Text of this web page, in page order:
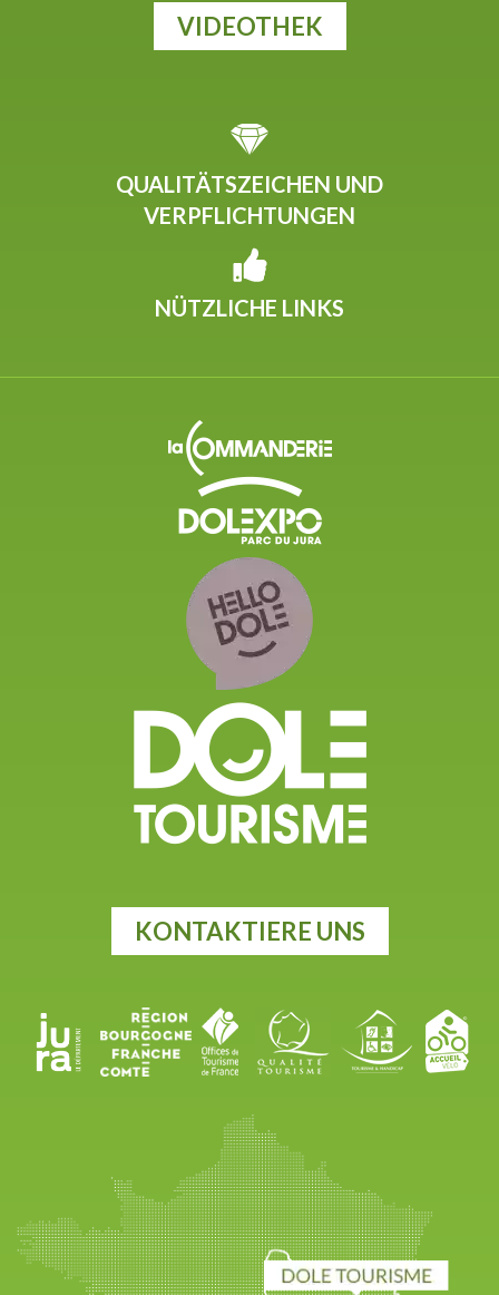
VIDEOTHEK
QUALITÄTSZEICHEN UND
VERPFLICHTUNGEN
NÜTZLICHE LINKS
KONTAKTIERE UNS